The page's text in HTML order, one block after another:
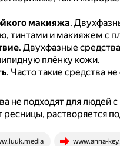
макияжа.
тинтами и макияжем с
. Двухфазные
плёнку кожи.
. Часто такие средства
не подходят для людей
растворяется
www.anna-